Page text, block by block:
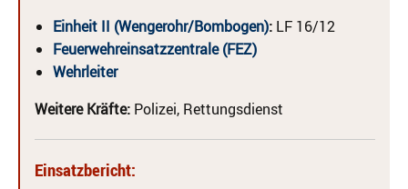
Einheit II (Wengerohr/Bombogen): LF 16/12
Feuerwehreinsatzzentrale (FEZ)
Wehrleiter
Weitere Kräfte: Polizei, Rettungsdienst
Einsatzbericht: